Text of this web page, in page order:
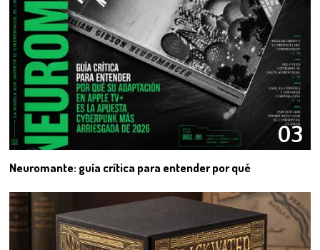
03
Neuromante: guía crítica para entender por qué